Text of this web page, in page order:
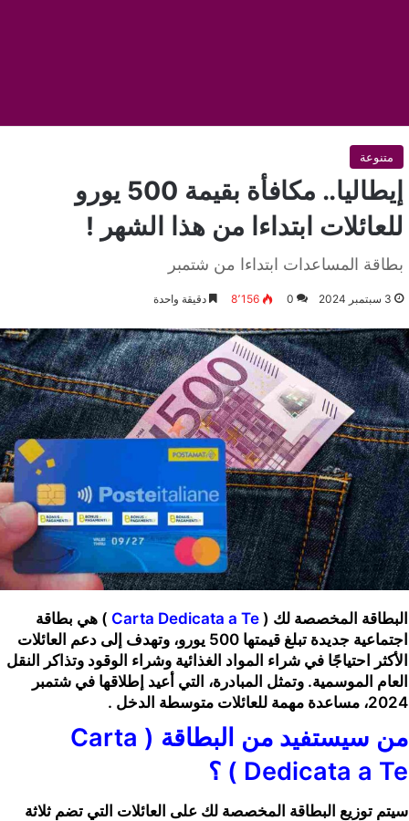
متنوعة
إيطاليا.. مكافأة بقيمة 500 يورو
للعائلات ابتداءا من هذا الشهر !
بطاقة المساعدات ابتداءا من شتمبر
3 سبتمبر 2024 0 8٬156 دقيقة واحدة
البطاقة المخصصة لك (
Carta Dedicata a Te
) هي بطاقة
اجتماعية جديدة تبلغ قيمتها 500 يورو، وتهدف إلى دعم العائلات
الأكثر احتياجًا في شراء المواد الغذائية وشراء الوقود وتذاكر النقل
العام الموسمية. وتمثل المبادرة، التي أعيد إطلاقها في شتمبر
2024، مساعدة مهمة للعائلات متوسطة الدخل .
من سيستفيد من البطاقة ( Carta
Dedicata a Te )
؟
سيتم توزيع البطاقة المخصصة لك على العائلات التي تضم ثلاثة